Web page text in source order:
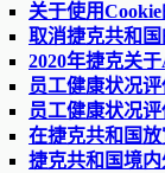
关于使用
取消捷克共和
2020年捷克关
员工健康状况
员工健康状况
在捷克共和国
捷克共和国境